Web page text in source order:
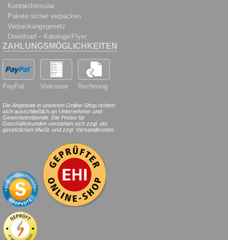
Kontaktformular
Pakete sicher verpacken
Verpackungsgesetz
Download – Kataloge/Flyer
ZAHLUNGSMÖGLICHKEITEN
PayPal Vorkasse Rechnung
Die Angebote in unserem Online-Shop richten
sich ausschließlich an Unternehmer und
Gewerbetreibende. Die Preise für
Geschäftskunden verstehen sich zzgl. der
gesetzlichen MwSt. und zzgl. Versandkosten.